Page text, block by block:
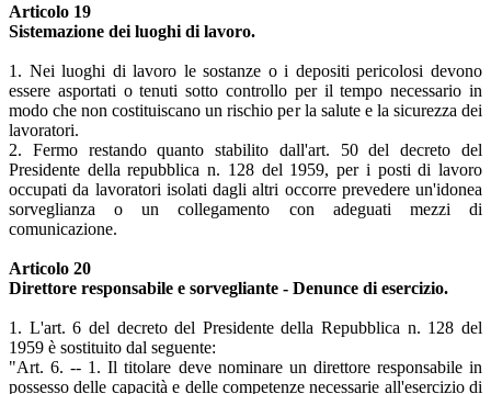
Articolo 19
Sistemazione dei luoghi di lavoro.
1. Nei luoghi di lavoro le sostanze o i depositi pericolosi devono
essere asportati o tenuti sotto controllo per il tempo necessario in
modo che non costituiscano un rischio per la salute e la sicurezza dei
lavoratori.
2. Fermo restando quanto stabilito dall'art. 50 del decreto del
Presidente della repubblica n. 128 del 1959, per i posti di lavoro
occupati da lavoratori isolati dagli altri occorre prevedere un'idonea
sorveglianza o un collegamento con adeguati mezzi di
comunicazione.
Articolo 20
Direttore responsabile e sorvegliante - Denunce di esercizio.
1. L'art. 6 del decreto del Presidente della Repubblica n. 128 del
1959 è sostituito dal seguente:
"Art. 6. -- 1. Il titolare deve nominare un direttore responsabile in
possesso delle capacità e delle competenze necessarie all'esercizio di